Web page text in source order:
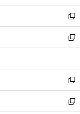
開
く
ウ
で
開
く
ン
ド
ウ
で
開
ウ
ィ
ン
ド
ウ
開
く
し
い
ウ
ィ
ン
ウ
で
開
く
新
し
い
ウ
ン
ド
ウ
で
開
新
し
ウ
ィ
ン
ド
ウ
新
し
い
新